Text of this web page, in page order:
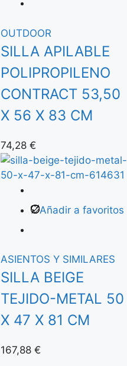
OUTDOOR
SILLA APILABLE
POLIPROPILENO
CONTRACT 53,50
X 56 X 83 CM
74,28 €
Añadir a favoritos
ASIENTOS Y SIMILARES
SILLA BEIGE
TEJIDO-METAL 50
X 47 X 81 CM
167,88 €